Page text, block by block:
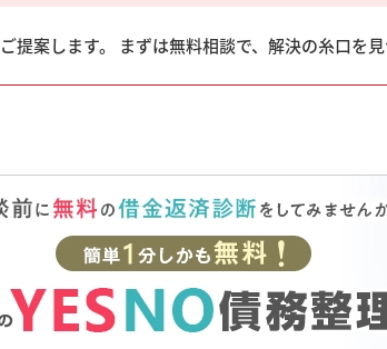
案します。 まずは無料相談で、解決の糸口を見